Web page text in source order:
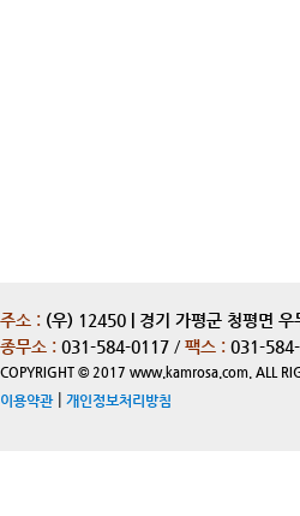
주소 : (우) 12450 | 경기 가평군 청평면 우
종무소 : 031-584-0117 / 팩스 : 031-
COPYRIGHT © 2017 www.kamrosa.com. ALL
이용약관| 개인정보처리방침